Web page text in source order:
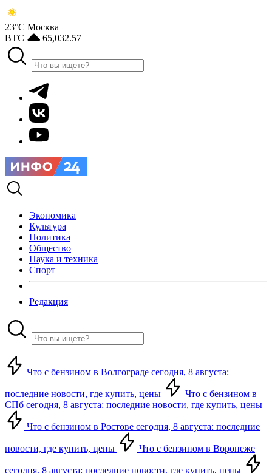
23°С Москва
BTC
65,032.57
Экономика
Культура
Политика
Общество
Наука и техника
Спорт
Редакция
Что с бензином в Волгограде сегодня, 8 августа:
последние новости, где купить, цены
Что с бензином в
СПб сегодня, 8 августа: последние новости, где купить, цены
Что с бензином в Ростове сегодня, 8 августа: последние
новости, где купить, цены Что с бензином в Воронеже
сегодня, 8 августа: последние новости, где купить, цены